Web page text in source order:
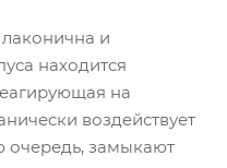
и
находится
на
воздействует
очередь, замыкают